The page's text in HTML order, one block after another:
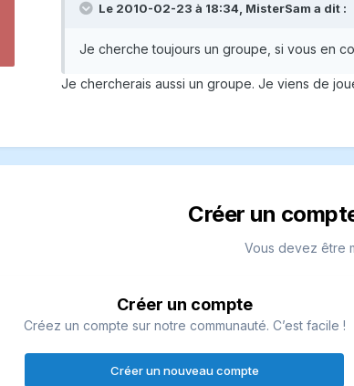
Le 2010-02-23 à 18:34, MisterSam a dit :
Je cherche toujours un groupe, si vous en
Je chercherais aussi un groupe. Je viens de
Créer un
Vous devez être
Créer un compte
Créez un compte sur notre communauté. C’est facile !
Créer un nouveau compte